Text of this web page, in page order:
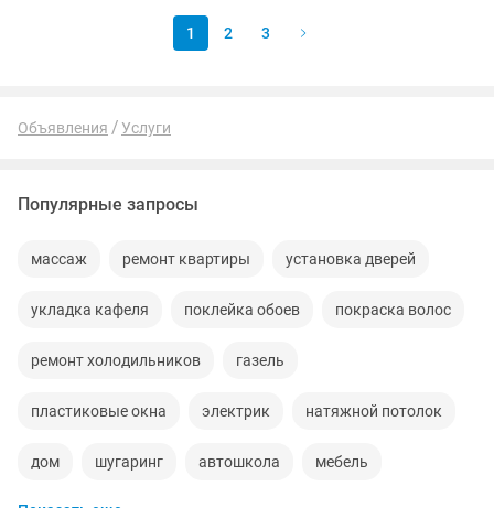
1 2 3
Объявления Услуги
Популярные запросы
массаж ремонт квартиры установка дверей
укладка кафеля поклейка обоев покраска волос
ремонт холодильников газель
пластиковые окна электрик натяжной потолок
дом шугаринг автошкола мебель